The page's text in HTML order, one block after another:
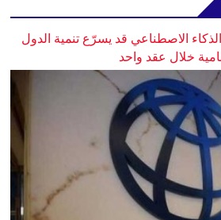
الذكاء الاصطناعي قد يسرّع تنمية الدول
خلال عقد واحد